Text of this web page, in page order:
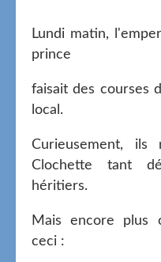
Lundi matin,
prince
faisait des courses
local.
Curieusement, ils
Clochette tant
héritiers.
Mais encore plus
ceci :